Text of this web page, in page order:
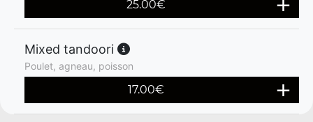
25.00€
Mixed tandoori
Poulet, agneau, poisson
17.00€